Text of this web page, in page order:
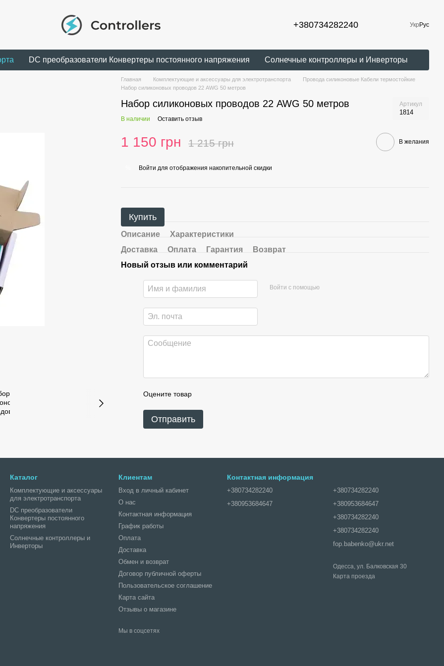
+380734282240 Укр Рус
DC преобразователи Конвертеры постоянного напряжения Солнечные контроллеры и Инверторы
Главная Комплектующие и аксессуары для электротранспорта
Провода силиконовые Кабели термостойкие
Набор силиконовых проводов 22 AWG 50 метров
Набор силиконовых проводов 22 AWG 50 метров Артикул
1814
В наличии Оставить отзыв
1 150 грн 1 215 грн В желания
Войти для отображения накопительной скидки
Купить
Описание
Характеристики
Доставка
Оплата Гарантия
Возврат
Новый отзыв или комментарий
Войти с помощью
Оцените товар
Отправить
Каталог
Комплектующие и аксессуары
для электротранспорта
DC преобразователи
Конвертеры постоянного
напряжения
Солнечные контроллеры и
Инверторы
Клиентам
Вход в личный кабинет
О нас
Контактная информация
График работы
Оплата
Доставка
Обмен и возврат
Договор публичной оферты
Пользовательское соглашение
Карта сайта
Отзывы о магазине
Мы в соцсетях
Контактная информация
+380734282240
+380953684647
+380734282240
+380953684647
+380734282240
+380734282240
fop.babenko@ukr.net
Одесса, ул. Балковская 30
Карта проезда